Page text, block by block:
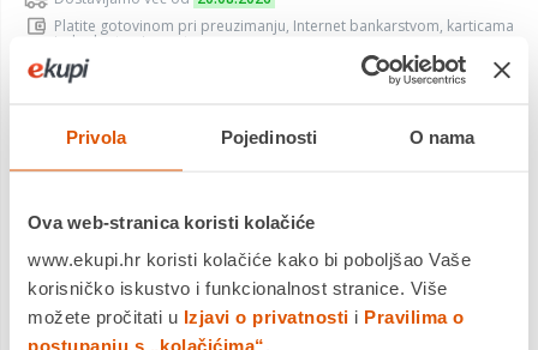
Privola Pojedinosti O nama
Ova web-stranica koristi kolačiće
www.ekupi.hr koristi kolačiće kako bi poboljšao Vaše
korisničko iskustvo i funkcionalnost stranice. Više
možete pročitati u Izjavi o privatnosti i Pravilima o
postupanju s „kolačićima“.
Platite gotovinom pri preuzimanju, Internet bankarstvom, karticama
jednokratno i na rate
Povrat robe moguć unutar 14 dana
KUPITE ODMAH